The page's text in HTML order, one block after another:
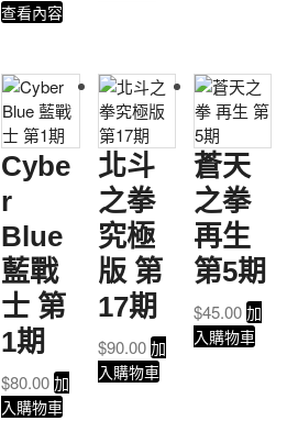
查看內容
Cybe
r
Blue
藍戰
士 第
1期
$80.00 加
入購物車
北斗
之拳
究極
版 第
17期
$90.00 加
入購物車
蒼天
之拳
再生
第5期
$45.00 加
入購物車